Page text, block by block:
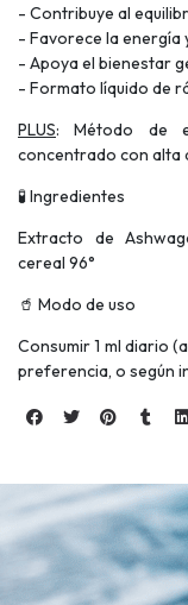
- Contribuye al
- Favorece la energía
- Apoya el bienestar
- Formato líquido de
PLUS: Método de
concentrado con alta
🧪 Ingredientes
Extracto de
cereal 96°
🥤 Modo de uso
Consumir 1 ml diario
preferencia, o según